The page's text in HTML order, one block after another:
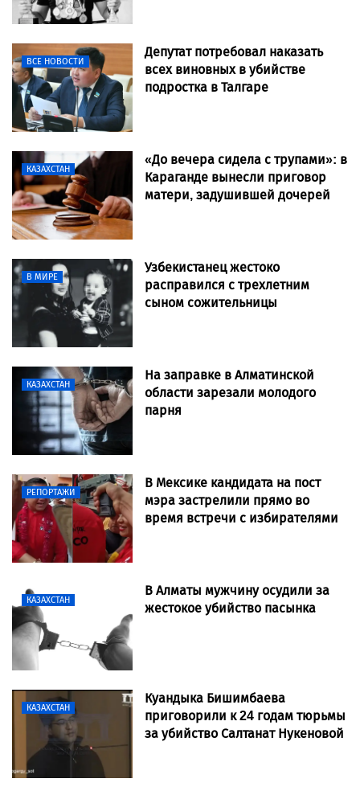
ВСЕ НОВОСТИ
Депутат потребовал наказать
всех виновных в убийстве
подростка в Талгаре
КАЗАХСТАН
«До вечера сидела с трупами»: в
Караганде вынесли приговор
матери, задушившей дочерей
В МИРЕ
Узбекистанец жестоко
расправился с трехлетним
сыном сожительницы
КАЗАХСТАН
На заправке в Алматинской
области зарезали молодого
парня
РЕПОРТАЖИ
В Мексике кандидата на пост
мэра застрелили прямо во
время встречи с избирателями
КАЗАХСТАН
В Алматы мужчину осудили за
жестокое убийство пасынка
КАЗАХСТАН
Куандыка Бишимбаева
приговорили к 24 годам тюрьмы
за убийство Салтанат Нукеновой